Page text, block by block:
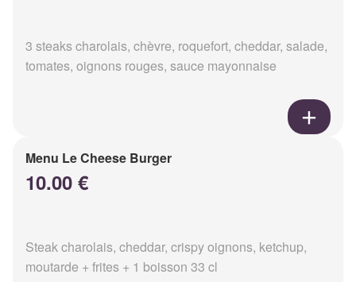
3 steaks charolais, chèvre, roquefort, cheddar, salade,
tomates, oignons rouges, sauce mayonnaise
Menu Le Cheese Burger
10.00 €
Steak charolais, cheddar, crispy oignons, ketchup,
moutarde + frites + 1 boisson 33 cl